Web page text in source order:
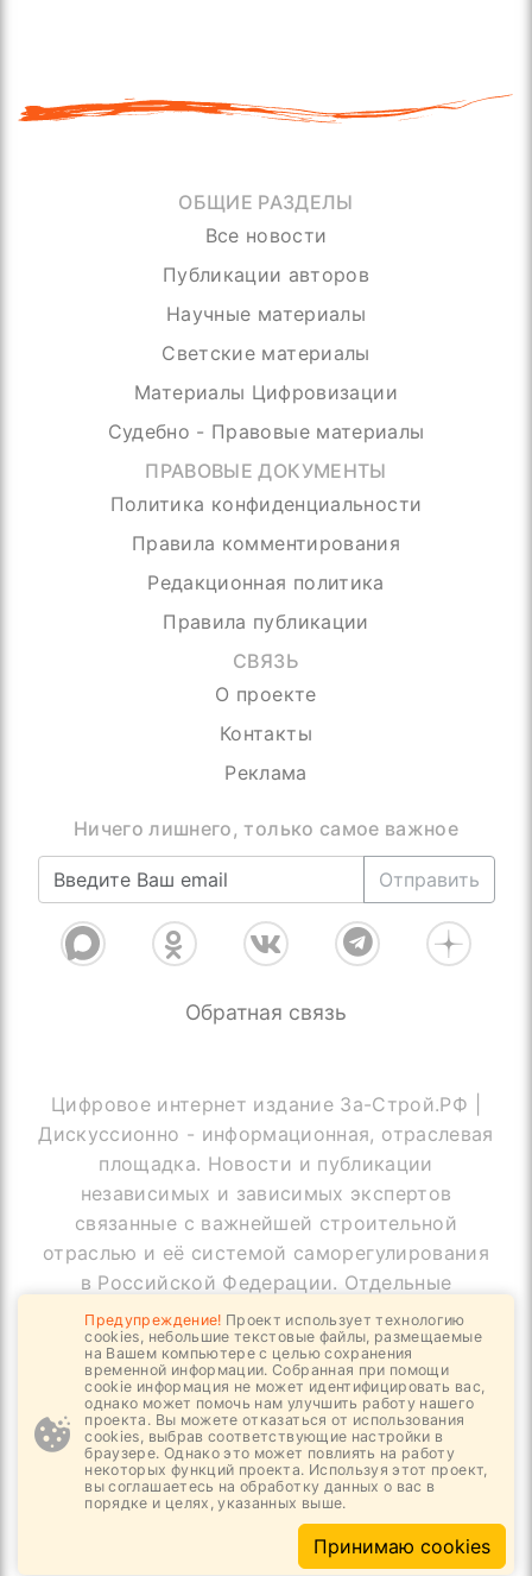
ОБЩИЕ РАЗДЕЛЫ
Все новости
Публикации авторов
Научные материалы
Светские материалы
Материалы Цифровизации
Судебно - Правовые материалы
ПРАВОВЫЕ ДОКУМЕНТЫ
Политика конфиденциальности
Правила комментирования
Редакционная политика
Правила публикации
СВЯЗЬ
О проекте
Контакты
Реклама
Ничего лишнего, только самое важное
Отправить
Обратная связь
Цифровое интернет издание За-Строй.РФ |
Дискуссионно - информационная, отраслевая
площадка. Новости и публикации
независимых и зависимых экспертов
связанные с важнейшей строительной
отраслью и её системой саморегулирования
в Российской Федерации. Отдельные
публикации могут содержать информацию,
не предназначенную для пользователей
до 18 лет
© Copyright За-Строй.РФ, 2019 - 2026
Все права защищены
Предупреждение! Проект использует технологию
cookies, небольшие текстовые файлы, размещаемые
на Вашем компьютере с целью сохранения
временной информации. Собранная при помощи
cookie информация не может идентифицировать вас,
однако может помочь нам улучшить работу нашего
проекта. Вы можете отказаться от использования
cookies, выбрав соответствующие настройки в
браузере. Однако это может повлиять на работу
некоторых функций проекта. Используя этот проект,
вы соглашаетесь на обработку данных о вас в
порядке и целях, указанных выше.
Принимаю cookies